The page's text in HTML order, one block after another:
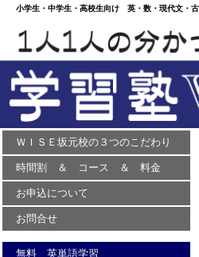
小学生・中学生・高校生向け 英・数・現代文・
ＷＩＳＥ坂元校の３つのこだわり
時間割 ＆ コース ＆ 料金
お申込について
お問合せ
無料 英単語学習